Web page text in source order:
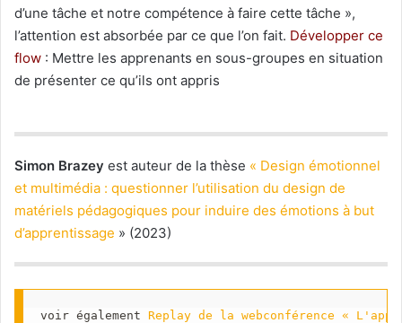
d’une tâche et notre compétence à faire cette tâche »,
l’attention est absorbée par ce que l’on fait. Développer ce
flow : Mettre les apprenants en sous-groupes en situation
de présenter ce qu’ils ont appris
Simon Brazey est auteur de la thèse « Design émotionnel
et multimédia : questionner l’utilisation du design de
matériels pédagogiques pour induire des émotions à but
d’apprentissage » (2023)
voir également Replay de la webconférence «